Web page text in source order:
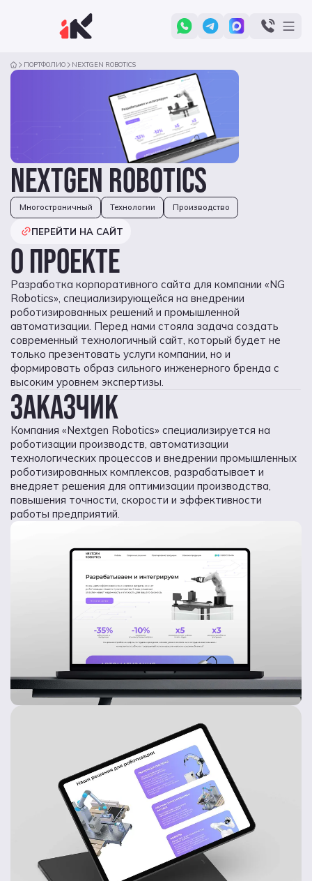
ПОРТФОЛИО NEXTGEN ROBOTICS
NEXTGEN ROBOTICS
Многостраничный Технологии Производство
ПЕРЕЙТИ НА САЙТ
О ПРОЕКТЕ
Разработка корпоративного сайта для компании «NG
Robotics», специализирующейся на внедрении
роботизированных решений и промышленной
автоматизации. Перед нами стояла задача создать
современный технологичный сайт, который будет не
только презентовать услуги компании, но и
формировать образ сильного инженерного бренда с
высоким уровнем экспертизы.
ЗАКАЗЧИК
Компания «Nextgen Robotics» специализируется на
роботизации производств, автоматизации
технологических процессов и внедрении промышленных
роботизированных комплексов, разрабатывает и
внедряет решения для оптимизации производства,
повышения точности, скорости и эффективности
работы предприятий.